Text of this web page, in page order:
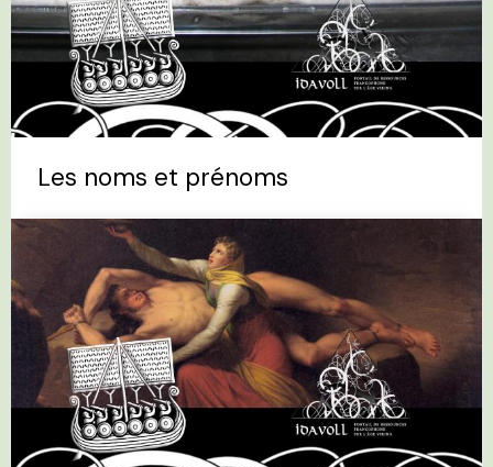
Les noms et prénoms